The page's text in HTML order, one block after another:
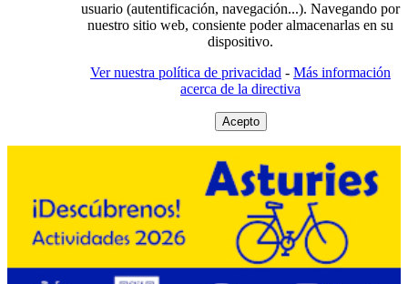
usuario (autentificación, navegación...). Navegando por
nuestro sitio web, consiente poder almacenarlas en su
dispositivo.
Ver nuestra política de privacidad - Más información
acerca de la directiva
Acepto